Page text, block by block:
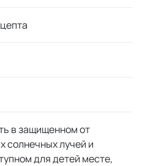
в защищенном от
солнечных лучей и
для детей месте,